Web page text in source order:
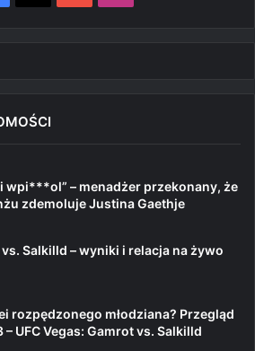
wpi***ol” – menadżer przekonany, że
zdemoluje Justina Gaethje
vs. Salkilld – wyniki i relacja na żywo
rozpędzonego młodziana? Przegląd
UFC Vegas: Gamrot vs. Salkilld